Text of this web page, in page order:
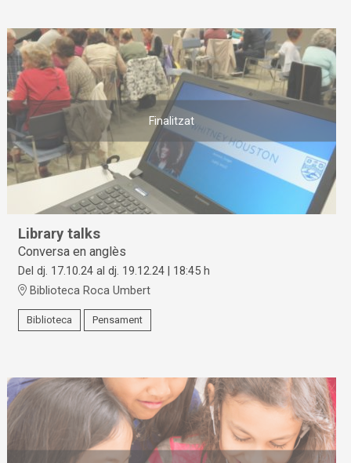
Finalitzat
Library talks
Conversa en anglès
Del dj. 17.10.24 al dj. 19.12.24 | 18:45 h
Biblioteca Roca Umbert
Biblioteca Pensament